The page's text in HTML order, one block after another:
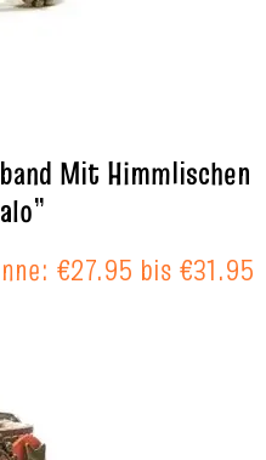
Mit Himmlischen
€27.95 bis €31.95